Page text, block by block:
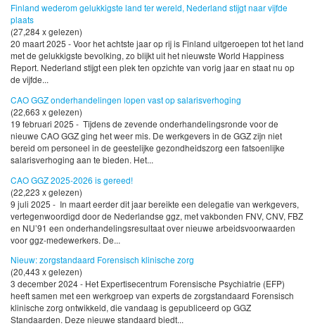
Finland wederom gelukkigste land ter wereld, Nederland stijgt naar vijfde
plaats
(27,284 x gelezen)
20 maart 2025 - Voor het achtste jaar op rij is Finland uitgeroepen tot het land
met de gelukkigste bevolking, zo blijkt uit het nieuwste World Happiness
Report. Nederland stijgt een plek ten opzichte van vorig jaar en staat nu op
de vijfde...
CAO GGZ onderhandelingen lopen vast op salarisverhoging
(22,663 x gelezen)
19 februari 2025 - Tijdens de zevende onderhandelingsronde voor de
nieuwe CAO GGZ ging het weer mis. De werkgevers in de GGZ zijn niet
bereid om personeel in de geestelijke gezondheidszorg een fatsoenlijke
salarisverhoging aan te bieden. Het...
CAO GGZ 2025-2026 is gereed!
(22,223 x gelezen)
9 juli 2025 - In maart eerder dit jaar bereikte een delegatie van werkgevers,
vertegenwoordigd door de Nederlandse ggz, met vakbonden FNV, CNV, FBZ
en NU’91 een onderhandelingsresultaat over nieuwe arbeidsvoorwaarden
voor ggz-medewerkers. De...
Nieuw: zorgstandaard Forensisch klinische zorg
(20,443 x gelezen)
3 december 2024 - Het Expertisecentrum Forensische Psychiatrie (EFP)
heeft samen met een werkgroep van experts de zorgstandaard Forensisch
klinische zorg ontwikkeld, die vandaag is gepubliceerd op GGZ
Standaarden. Deze nieuwe standaard biedt...